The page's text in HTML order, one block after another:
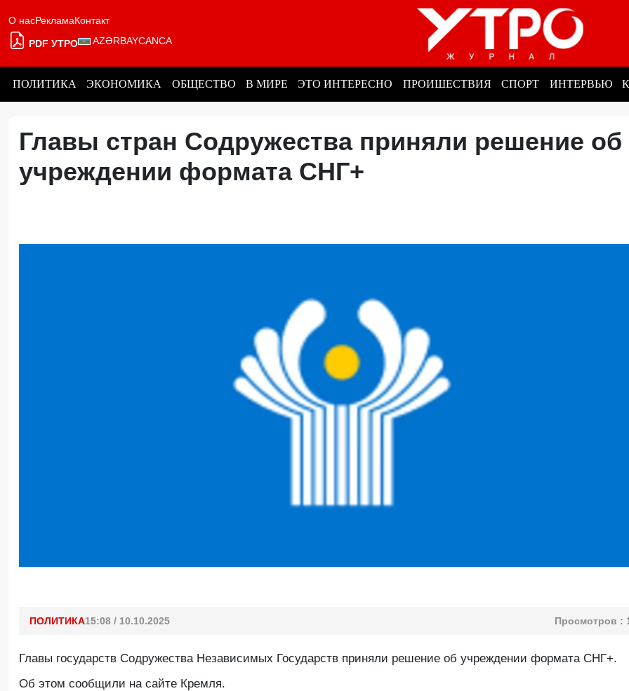
О насРекламаКонтакт
PDF УТРО AZƏRBAYCANCA
ПОЛИТИКА ЭКОНОМИКА ОБЩЕСТВО В МИРЕ ЭТО ИНТЕРЕСНО ПРОИШЕСТВИЯ СПОРТ ИНТЕРВЬЮ
Главы стран Содружества приняли решение об
учреждении формата СНГ+
ПОЛИТИКА15:08 / 10.10.2025 Просмотров :
Главы государств Содружества Независимых Государств приняли решение об учреждении формата СНГ+.
Oб этом сообщили на сайте Кремля.